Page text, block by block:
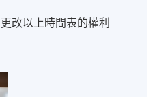
改以上時間表的權利